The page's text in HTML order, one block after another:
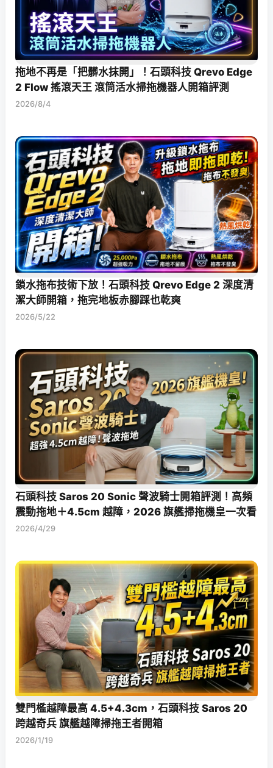
拖地不再是「把髒水抹開」！石頭科技 Qrevo Edge
2 Flow 搖滾天王 滾筒活水掃拖機器人開箱評測
2026/8/4
鎖水拖布技術下放！石頭科技 Qrevo Edge 2 深度清
潔大師開箱，拖完地板赤腳踩也乾爽
2026/5/22
石頭科技 Saros 20 Sonic 聲波騎士開箱評測！高頻
震動拖地＋4.5cm 越障，2026 旗艦掃拖機皇一次看
2026/4/29
雙門檻越障最高 4.5+4.3cm，石頭科技 Saros 20
跨越奇兵 旗艦越障掃拖王者開箱
2026/1/19